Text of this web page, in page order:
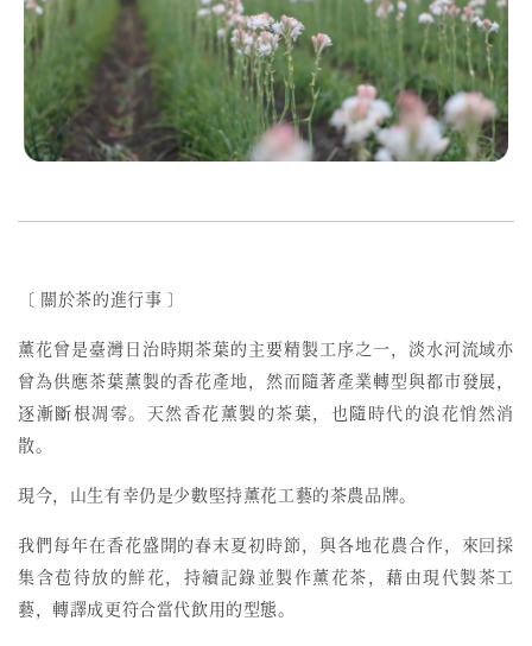
〔 關於茶的進行事 〕
薰花曾是臺灣日治時期茶葉的主要精製工序之一， 淡水河流域亦
曾為供應茶葉薰製的香花產地，然而隨著產業轉型與都市發展，
逐漸斷根凋零。天然香花薰製的茶葉，也隨時代的浪花悄然消
散。
現今，山生有幸仍是少數堅持薰花工藝的茶農品牌。
我們每年在香花盛開的春末夏初時節，與各地花農合作，來回採
集含苞待放的鮮花，持續記錄並製作薰花茶，藉由現代製茶工
藝，轉譯成更符合當代飲用的型態。